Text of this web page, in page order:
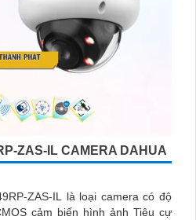
ZAS-IL CAMERA DAHUA
cảm biến hình ảnh Tiêu cự